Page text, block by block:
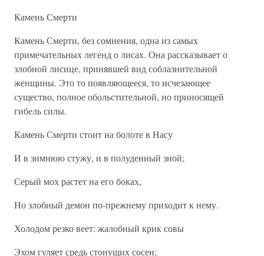
Камень Смерти
Камень Смерти, без сомнения, одна из самых
примечательных легенд о лисах. Она рассказывает о
злобной лисице, принявшей вид соблазнительной
женщины. Это то появляющееся, то исчезающее
существо, полное обольстительной, но приносящей
гибель силы.
Камень Смерти стоит на болоте в Насу
И в зимнюю стужу, и в полуденный зной;
Серый мох растет на его боках,
Но злобный демон по-прежнему приходит к нему.
Холодом резко веет: жалобный крик совы
Эхом гуляет средь стонущих сосен;